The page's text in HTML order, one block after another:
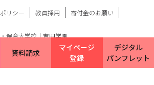
リシー 教員採用
寄付金のお願い
保育大学校｜吉田学園
資料請求
マイページ
登録
デジタル
パンフレット